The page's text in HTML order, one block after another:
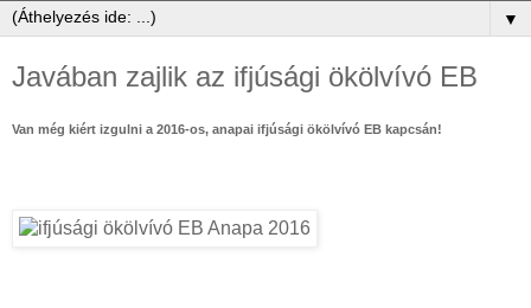
▼
Javában zajlik az ifjúsági ökölvívó EB
Van még kiért izgulni a 2016-os, anapai ifjúsági ökölvívó EB kapcsán!